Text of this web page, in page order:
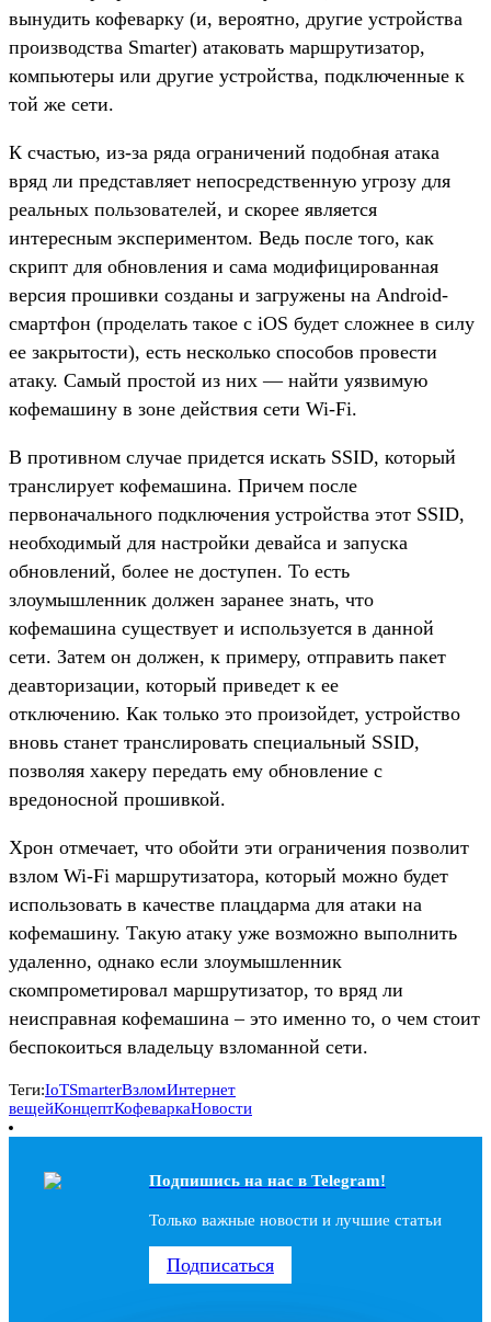
вынудить кофеварку (и, вероятно, другие устройства
производства Smarter) атаковать маршрутизатор,
компьютеры или другие устройства, подключенные к
той же сети.
К счастью, из-за ряда ограничений подобная атака
вряд ли представляет непосредственную угрозу для
реальных пользователей, и скорее является
интересным экспериментом. Ведь после того, как
скрипт для обновления и сама модифицированная
версия прошивки созданы и загружены на Android-
смартфон (проделать такое с iOS будет сложнее в силу
ее закрытости), есть несколько способов провести
атаку. Самый простой из них — найти уязвимую
кофемашину в зоне действия сети Wi-Fi.
В противном случае придется искать SSID, который
транслирует кофемашина. Причем после
первоначального подключения устройства этот SSID,
необходимый для настройки девайса и запуска
обновлений, более не доступен. То есть
злоумышленник должен заранее знать, что
кофемашина существует и используется в данной
сети. Затем он должен, к примеру, отправить пакет
деавторизации, который приведет к ее
отключению. Как только это произойдет, устройство
вновь станет транслировать специальный SSID,
позволяя хакеру передать ему обновление с
вредоносной прошивкой.
Хрон отмечает, что обойти эти ограничения позволит
взлом Wi-Fi маршрутизатора, который можно будет
использовать в качестве плацдарма для атаки на
кофемашину. Такую атаку уже возможно выполнить
удаленно, однако если злоумышленник
скомпрометировал маршрутизатор, то вряд ли
неисправная кофемашина – это именно то, о чем стоит
беспокоиться владельцу взломанной сети.
Теги:IoTSmarterВзломИнтернет
вещейКонцептКофеваркаНовости
Подпишись на наc в Telegram!
Только важные новости и лучшие статьи
Подписаться